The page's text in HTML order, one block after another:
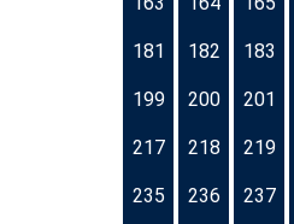
181 182 183
199 200 201
217 218 219
235 236 237